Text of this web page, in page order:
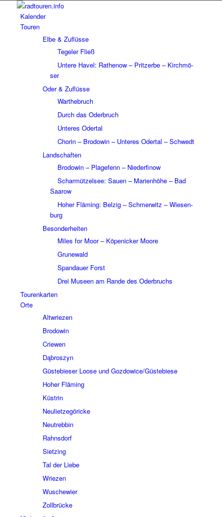
Kalen­der
Touren
Elbe & Zuflüsse
Tege­ler Fließ
Untere Havel: Rathe­now – Prit­zerbe – Kirch­mö­
ser
Oder & Zuflüsse
Wart­he­bruch
Durch das Oder­bruch
Unte­res Oder­tal
Chorin – Brodo­win – Unte­res Oder­tal – Schwedt
Land­schaf­ten
Brodo­win – Plage­fenn – Nieder­fi­now
Schar­müt­zel­see: Sauen – Mari­en­höhe – Bad
Saarow
Hoher Fläming: Belzig – Schmer­witz – Wiesen­
burg
Beson­der­hei­ten
Miles for Moor – Köpe­nicker Moore
Grune­wald
Span­dauer Forst
Drei Museen am Rande des Oder­bruchs
Touren­kar­ten
Orte
Altwrie­zen
Brodo­win
Crie­wen
Dąbros­zyn
Güste­bie­ser Loose und Gozdowice/Güstebiese
Hoher Fläming
Küstrin
Neuliet­ze­gö­ricke
Neutreb­bin
Rahns­dorf
Siet­zing
Tal der Liebe
Wrie­zen
Wusche­wier
Zoll­brücke